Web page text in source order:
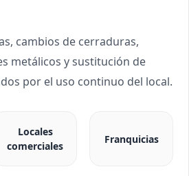
cambios de cerraduras,
metálicos y sustitución de
por el uso continuo del local.
Locales
comerciales
Franquicias